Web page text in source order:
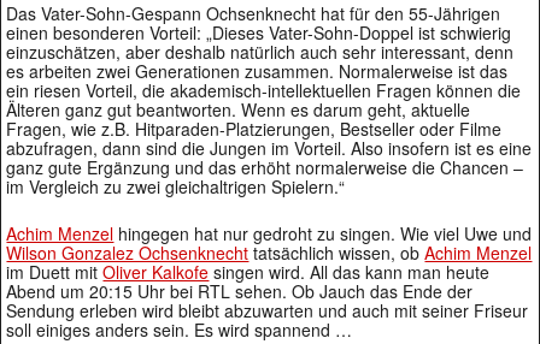
Das Vater-Sohn-Gespann Ochsenknecht hat für den 55-Jährigen
einen besonderen Vorteil: „Dieses Vater-Sohn-Doppel ist schwierig
einzuschätzen, aber deshalb natürlich auch sehr interessant, denn
es arbeiten zwei Generationen zusammen. Normalerweise ist das
ein riesen Vorteil, die akademisch-intellektuellen Fragen können die
Älteren ganz gut beantworten. Wenn es darum geht, aktuelle
Fragen, wie z.B. Hitparaden-Platzierungen, Bestseller oder Filme
abzufragen, dann sind die Jungen im Vorteil. Also insofern ist es eine
ganz gute Ergänzung und das erhöht normalerweise die Chancen –
im Vergleich zu zwei gleichaltrigen Spielern.“
Achim Menzel hingegen hat nur gedroht zu singen. Wie viel Uwe und
Wilson Gonzalez Ochsenknecht tatsächlich wissen, obAchim Menzel
im Duett mitOliver Kalkofe singen wird. All das kann man heute
Abend um 20:15 Uhr bei RTL sehen. Ob Jauch das Ende der
Sendung erleben wird bleibt abzuwarten und auch mit seiner Friseur
soll einiges anders sein. Es wird spannend …